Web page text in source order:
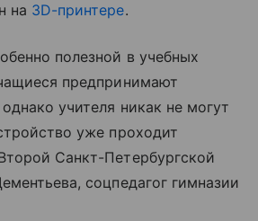
на 3D-принтере.
полезной в учебных
предпринимают
учителя никак не могут
уже проходит
Санкт-Петербургской
соцпедагог гимназии